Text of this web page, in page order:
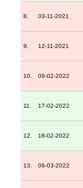
8. 03-11-2021
9. 12-11-2021
10. 09-02-2022
11. 17-02-2022
12. 18-02-2022
13. 09-03-2022